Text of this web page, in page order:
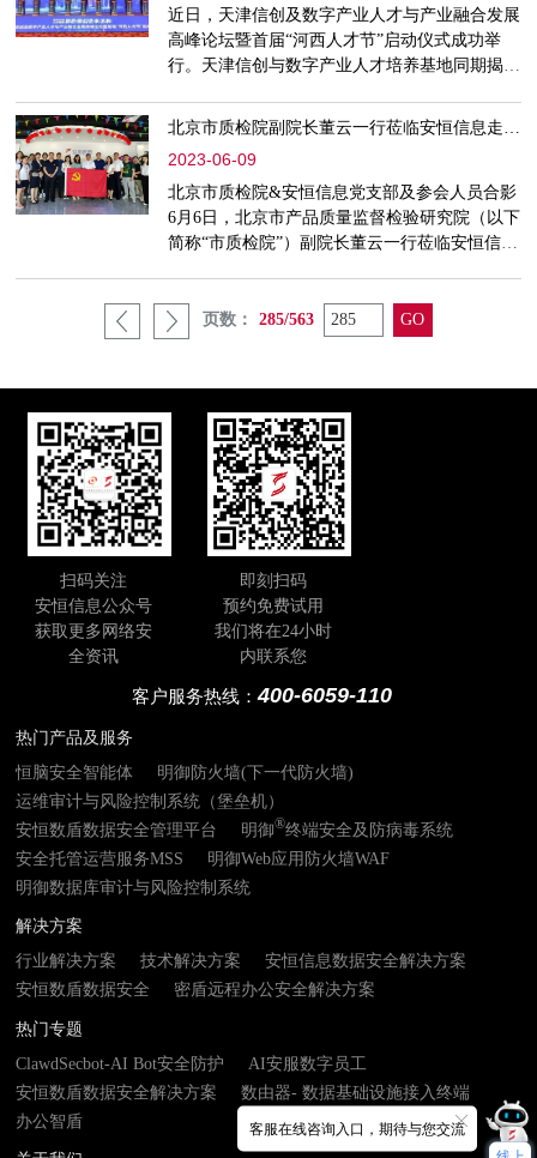
谈。座谈会上，范渊对各位领导到访安恒信息表
示感谢。他说，安恒信息作为广东的城市发展合
作伙伴，已落成的广州白云
近日，天津信创及数字产业人才与产业融合发展
高峰论坛暨首届“河西人才节”启动仪式成功举
行。天津信创与数字产业人才培养基地同期揭
安恒信息数字人才创研院专家作《实战型数字安
全人才培养探索与实践》主题演讲。天津信创与
数字产业人才培养基地是由天津市河西区政府支
持，智教人才发展（天津）有限公司主办，信创
及数字产业链龙头企业合作支撑的职业教育人才
培养基地。基地依托载体
北京市质检院副院长董云一行莅临安恒信息走访调研
2023-06-09
北京市质检院&安恒信息党支部及参会人员合影
6月6日，北京市产品质量监督检验研究院（以下
简称“市质检院”）副院长董云一行莅临安恒信息
副总裁段平霞等接待董云一行。市质检院信安所
党支部书记、所长李恒宇，党支部宣传委员张育
研。市质检院副院长董云董云对于安恒信息十六
年的高质量发展表示
页数： 285/563
扫码关注
安恒信息公众号
获取更多网络安
全资讯
即刻扫码
预约免费试用
我们将在24小时
内联系您
客户服务热线：400-6059-110
热门产品及服务
恒脑安全智能体
明御防火墙(下一代防火墙)
运维审计与风险控制系统（堡垒机）
安恒数盾数据安全管理平台
明御®终端安全及防病毒系统
安全托管运营服务MSS
明御Web应用防火墙WAF
明御数据库审计与风险控制系统
解决方案
行业解决方案
技术解决方案
安恒信息数据安全解决方案
安恒数盾数据安全
密盾远程办公安全解决方案
热门专题
ClawdSecbot-AI Bot安全防护
AI安服数字员工
安恒数盾数据安全解决方案
数由器- 数据基础设施接入终端
办公智盾
客服在线咨询入口，期待与您交流